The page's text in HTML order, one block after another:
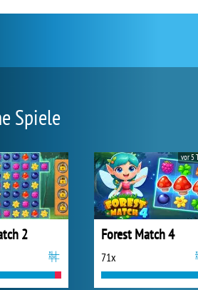
Spiele
2 Forest Match 4
71x
vor 5